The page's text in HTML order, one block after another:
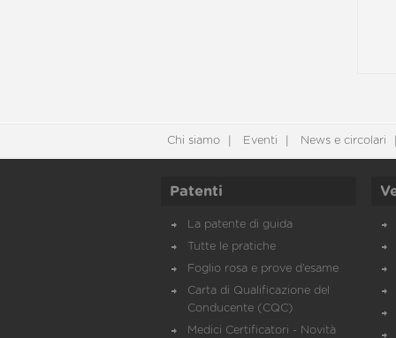
Chi siamo Eventi News e circolari
Patenti
La patente di guida
Tutte le pratiche
Foglio rosa e prove d’esame
Carta di Qualificazione del
Conducente (CQC)
Medici Certificatori - Novità